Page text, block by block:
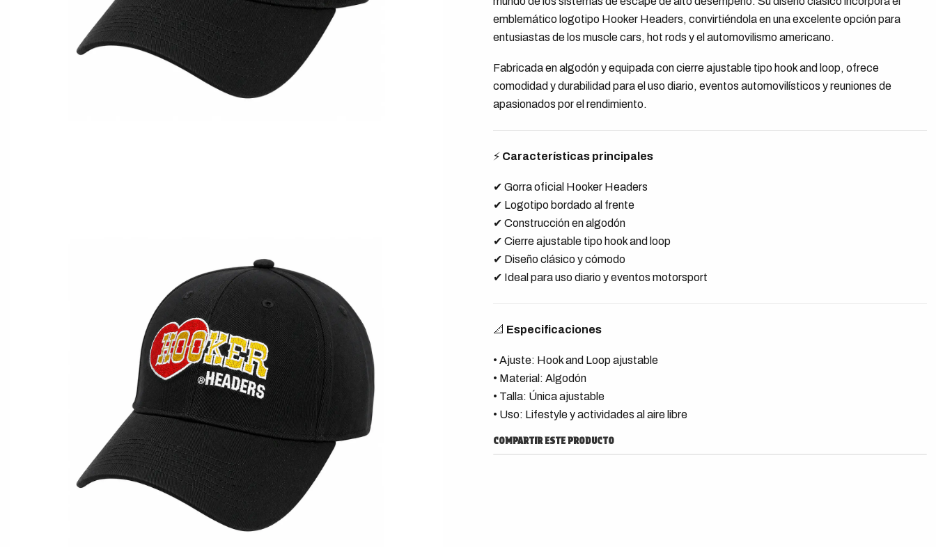
emblemático logotipo Hooker Headers, convirtiéndola en una excelente opción para
entusiastas de los muscle cars, hot rods y el automovilismo americano.
Fabricada en algodón y equipada con cierre ajustable tipo hook and loop, ofrece
comodidad y durabilidad para el uso diario, eventos automovilísticos y reuniones de
apasionados por el rendimiento.
⚡ Características principales
✔ Gorra oficial Hooker Headers
✔ Logotipo bordado al frente
✔ Construcción en algodón
✔ Cierre ajustable tipo hook and loop
✔ Diseño clásico y cómodo
✔ Ideal para uso diario y eventos motorsport
📐 Especificaciones
• Ajuste: Hook and Loop ajustable
• Material: Algodón
• Talla: Única ajustable
• Uso: Lifestyle y actividades al aire libre
COMPARTIR ESTE PRODUCTO